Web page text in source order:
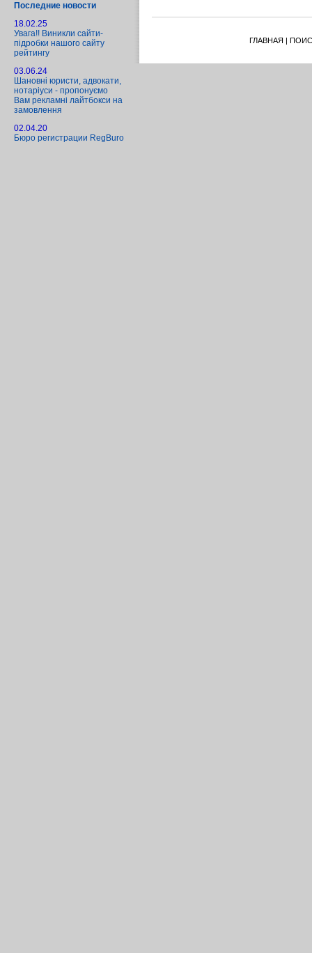
Последние новости
18.02.25
Увага!! Виникли сайти-
підробки нашого сайту
рейтингу
03.06.24
Шановні юристи, адвокати,
нотаріуси - пропонуємо
Вам рекламні лайтбокси на
замовлення
02.04.20
Бюро регистрации RegBuro
ГЛАВНАЯ |